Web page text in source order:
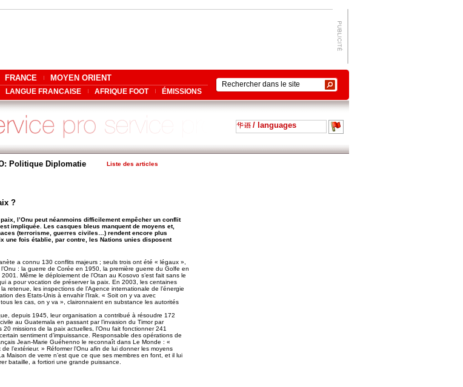
FRANCE MOYEN ORIENT
LANGUE FRANCAISE AFRIQUE FOOT ÉMISSIONS
/ languages
Politique Diplomatie Liste des articles
?
l’Onu peut néanmoins difficilement empêcher un conflit
impliquée. Les casques bleus manquent de moyens et,
(terrorisme, guerres civiles…) rendent encore plus
une fois établie, par contre, les Nations unies disposent
a connu 130 conflits majeurs ; seuls trois ont été « légaux »,
: la guerre de Corée en 1950, la première guerre du Golfe en
Même le déploiement de l’Otan au Kosovo s’est fait sans le
a pour vocation de préserver la paix. En 2003, les centaines
retenue, les inspections de l’Agence internationale de l’énergie
des Etats-Unis à envahir l’Irak. « Soit on y va avec
les cas, on y va », claironnaient en substance les autorités
depuis 1945, leur organisation a contribué à résoudre 172
au Guatemala en passant par l’invasion du Timor par
missions de la paix actuelles, l’Onu fait fonctionner 241
sentiment d’impuissance. Responsable des opérations de
Jean-Marie Guéhenno le reconnaît dans Le Monde : «
l’extérieur. » Réformer l’Onu afin de lui donner les moyens
Maison de verre n’est que ce que ses membres en font, et il lui
bataille, a fortiori une grande puissance.